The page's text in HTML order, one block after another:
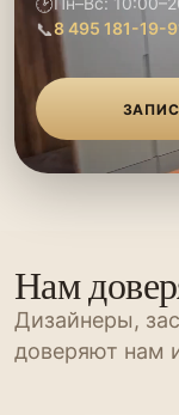
📞8 495 181-19-
Нам
Дизайнеры,
доверяют нам